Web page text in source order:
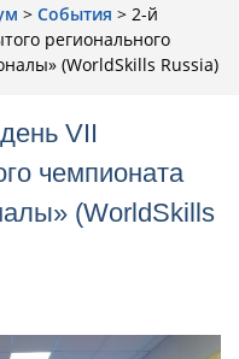
> События > 2-й
регионального
(WorldSkills Russia)
VII
чемпионата
(WorldSkills